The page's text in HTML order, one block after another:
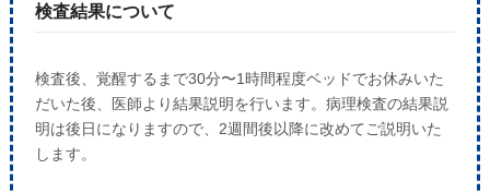
検査結果について
検査後、覚醒するまで30分〜1時間程度ベッドでお休みいた
だいた後、医師より結果説明を行います。病理検査の結果説
明は後日になりますので、2週間後以降に改めてご説明いた
します。